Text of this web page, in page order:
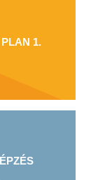
1.